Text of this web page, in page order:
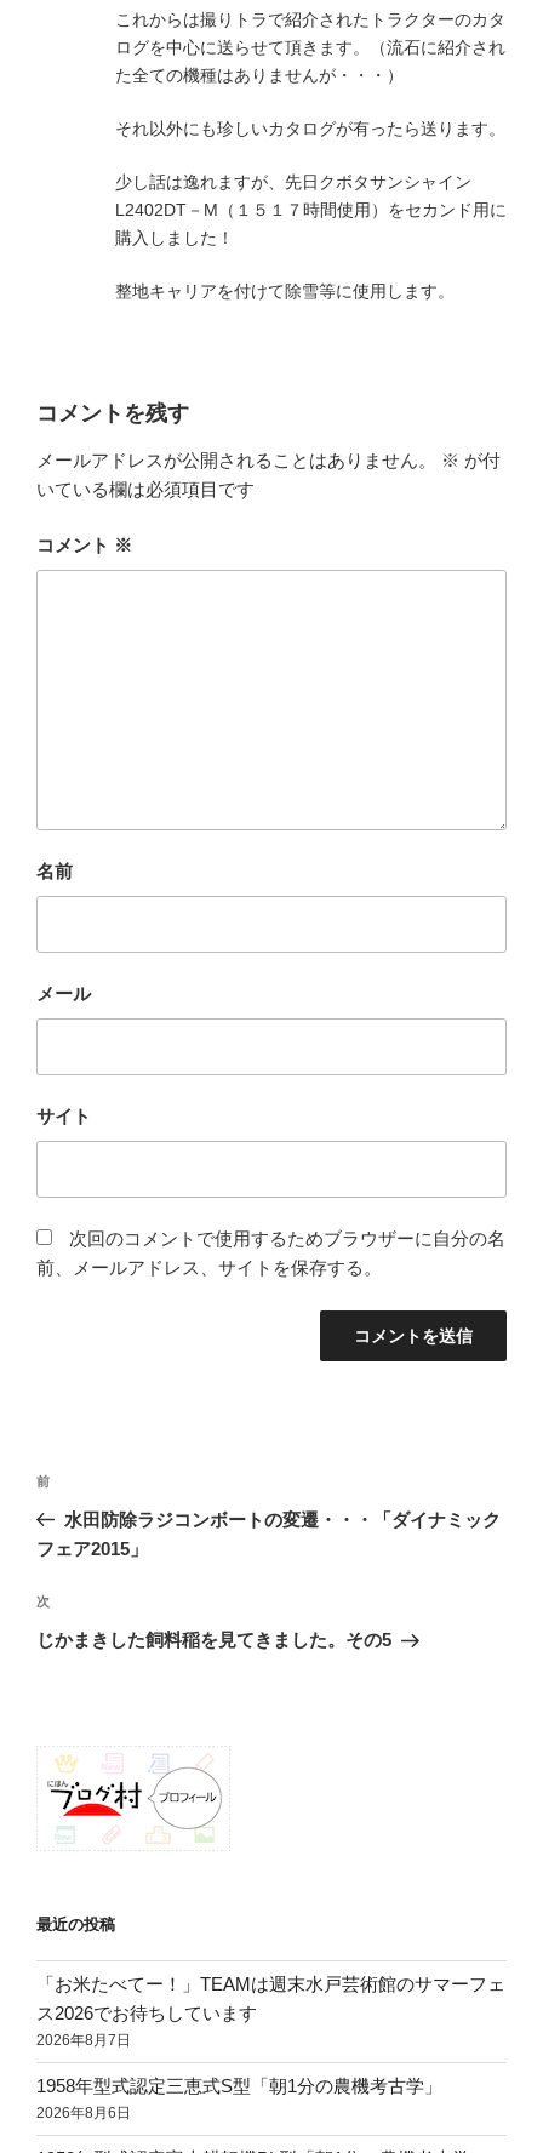
これからは撮りトラで紹介されたトラクターのカタ
ログを中心に送らせて頂きます。（流石に紹介され
た全ての機種はありませんが・・・）
それ以外にも珍しいカタログが有ったら送ります。
少し話は逸れますが、先日クボタサンシャイン
L2402DT－M（１５１７時間使用）をセカンド用に
購入しました！
整地キャリアを付けて除雪等に使用します。
コメントを残す
メールアドレスが公開されることはありません。 ※ が付
いている欄は必須項目です
コメント ※
名前
メール
サイト
次回のコメントで使用するためブラウザーに自分の名
前、メールアドレス、サイトを保存する。
投
ナ
ゲ
ー
ン
前
の
投
前
水田防除ラジコンボートの変遷・・・「ダイナミック
フェア2015」
次
の
次
じかまきした飼料稲を見てきました。その5
最近の投稿
「お米たべてー！」TEAMは週末水戸芸術館のサマーフェ
ス2026でお待ちしています
2026年8月7日
1958年型式認定三恵式S型「朝1分の農機考古学」
2026年8月6日